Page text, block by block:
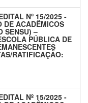
Nº 15/2025 -
DE ACADÊMICOS
SENSU) –
PÚBLICA DE
RATIFICAÇÃO:
Nº 15/2025 -